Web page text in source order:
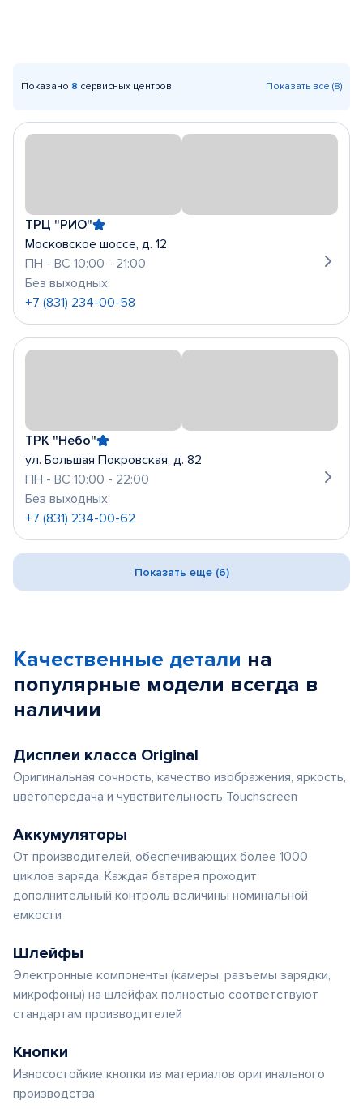
Показано 8 сервисных центров Показать все (8)
ТРЦ "РИО"
Московское шоссе, д. 12
ПН - ВС 10:00 - 21:00
Без выходных
+7 (831) 234-00-58
ТРК "Небо"
ул. Большая Покровская, д. 82
ПН - ВС 10:00 - 22:00
Без выходных
+7 (831) 234-00-62
Показать еще (6)
Качественные детали на
популярные модели всегда в
наличии
Дисплеи класса Original
Оригинальная сочность, качество изображения, яркость,
цветопередача и чувствительность Touchscreen
Аккумуляторы
От производителей, обеспечивающих более 1000
циклов заряда. Каждая батарея проходит
дополнительный контроль величины номинальной
емкости
Шлейфы
Электронные компоненты (камеры, разъемы зарядки,
микрофоны) на шлейфах полностью соответствуют
стандартам производителей
Кнопки
Износостойкие кнопки из материалов оригинального
производства